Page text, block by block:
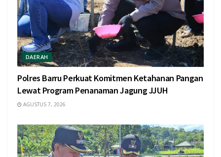
DAERAH
Polres Barru Perkuat Komitmen Ketahanan Pangan
Lewat Program Penanaman Jagung JJUH
AGUSTUS 7, 2026